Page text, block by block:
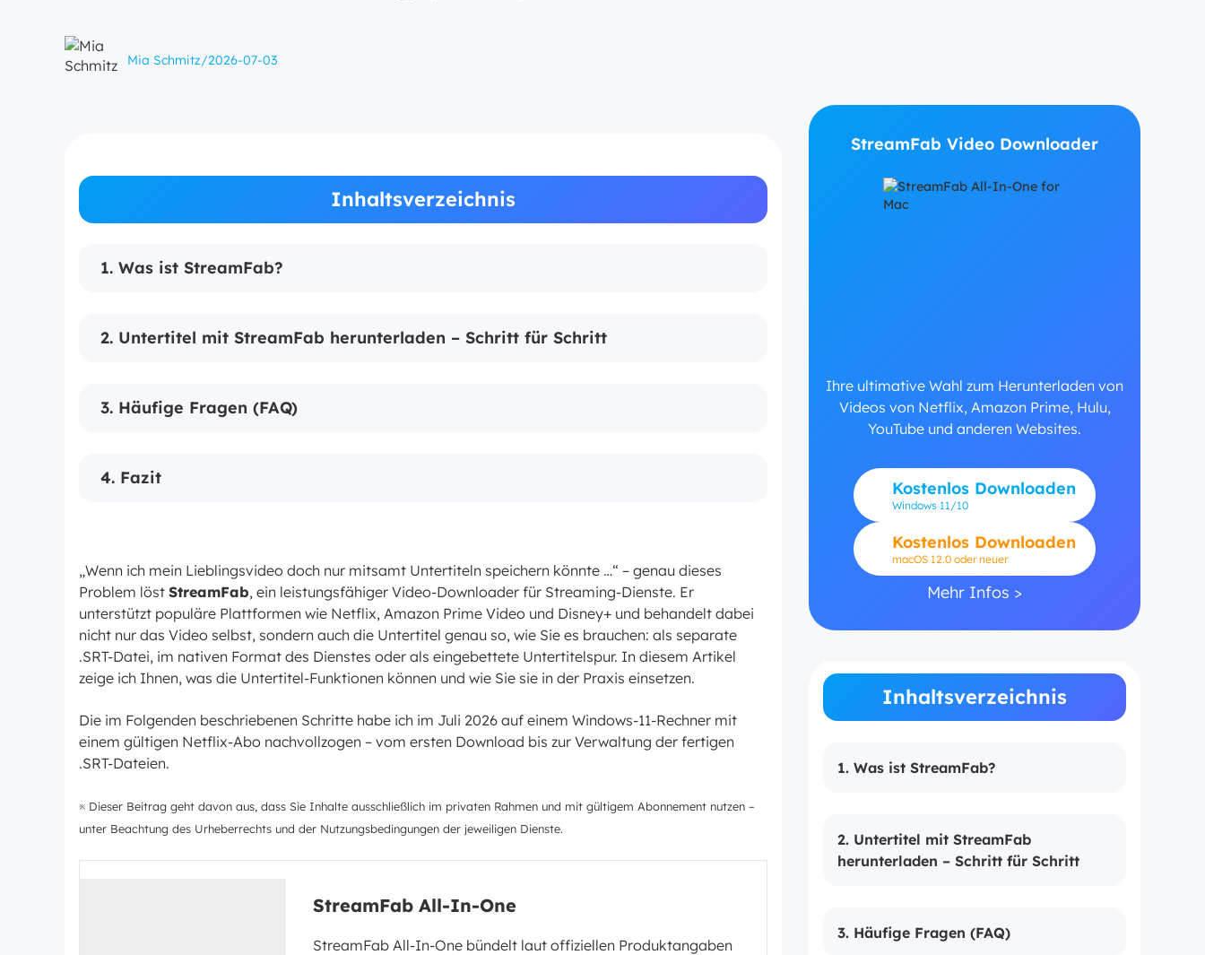
Mia Schmitz/2026-07-03
Inhaltsverzeichnis
1. Was ist StreamFab?
2. Untertitel mit StreamFab herunterladen – Schritt für Schritt
3. Häufige Fragen (FAQ)
4. Fazit
„Wenn ich mein Lieblingsvideo doch nur mitsamt Untertiteln speichern könnte …“ – genau dieses
Problem löst StreamFab, ein leistungsfähiger Video-Downloader für Streaming-Dienste. Er
unterstützt populäre Plattformen wie Netflix, Amazon Prime Video und Disney+ und behandelt dabei
nicht nur das Video selbst, sondern auch die Untertitel genau so, wie Sie es brauchen: als separate
.SRT-Datei, im nativen Format des Dienstes oder als eingebettete Untertitelspur. In diesem Artikel
zeige ich Ihnen, was die Untertitel-Funktionen können und wie Sie sie in der Praxis einsetzen.
Die im Folgenden beschriebenen Schritte habe ich im Juli 2026 auf einem Windows-11-Rechner mit
einem gültigen Netflix-Abo nachvollzogen – vom ersten Download bis zur Verwaltung der fertigen
.SRT-Dateien.
※ Dieser Beitrag geht davon aus, dass Sie Inhalte ausschließlich im privaten Rahmen und mit gültigem Abonnement nutzen –
unter Beachtung des Urheberrechts und der Nutzungsbedingungen der jeweiligen Dienste.
StreamFab All-In-One
StreamFab All-In-One bündelt laut offiziellen Produktangaben
StreamFab Video Downloader
Ihre ultimative Wahl zum Herunterladen von
Videos von Netflix, Amazon Prime, Hulu,
YouTube und anderen Websites.
Kostenlos Downloaden
Windows 11/10
Kostenlos Downloaden
macOS 12.0 oder neuer
Mehr Infos >
Inhaltsverzeichnis
1. Was ist StreamFab?
2. Untertitel mit StreamFab
herunterladen – Schritt für Schritt
3. Häufige Fragen (FAQ)